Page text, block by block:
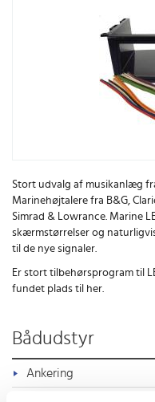
Stort udvalg af musikanlæg
Marinehøjtalere fra B&G,
Simrad & Lowrance. Marine
skærmstørrelser og
til de nye signaler.
Er stort tilbehørsprogram til
fundet plads til her.
Bådudstyr
Ankering